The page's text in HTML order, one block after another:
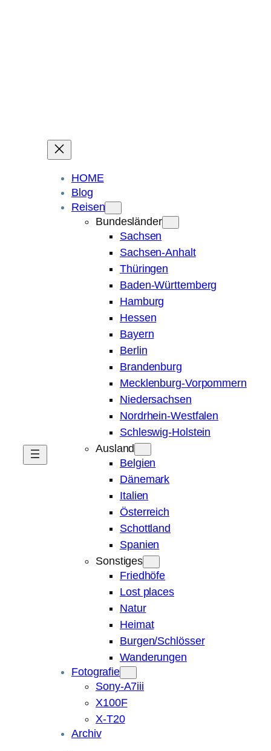
HOME
Blog
Reisen
Bundesländer
Sachsen
Sachsen-Anhalt
Thüringen
Baden-Württemberg
Hamburg
Hessen
Bayern
Berlin
Brandenburg
Mecklenburg-Vorpommern
Niedersachsen
Nordrhein-Westfalen
Schleswig-Holstein
Ausland
Belgien
Dänemark
Italien
Österreich
Schottland
Spanien
Sonstiges
Friedhöfe
Lost places
Natur
Heimat
Burgen/Schlösser
Wanderungen
Fotografie
Sony-A7iii
X100F
X-T20
Archiv